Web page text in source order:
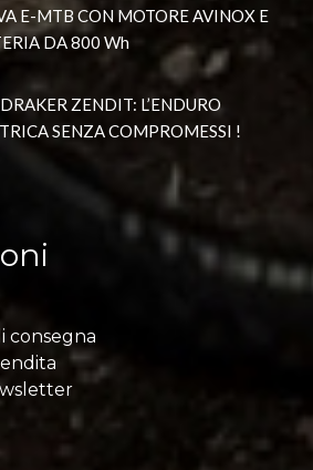
E-MTB CON MOTORE AVINOX E
DA 800 Wh
ZENDIT: L’ENDURO
SENZA COMPROMESSI !
consegna